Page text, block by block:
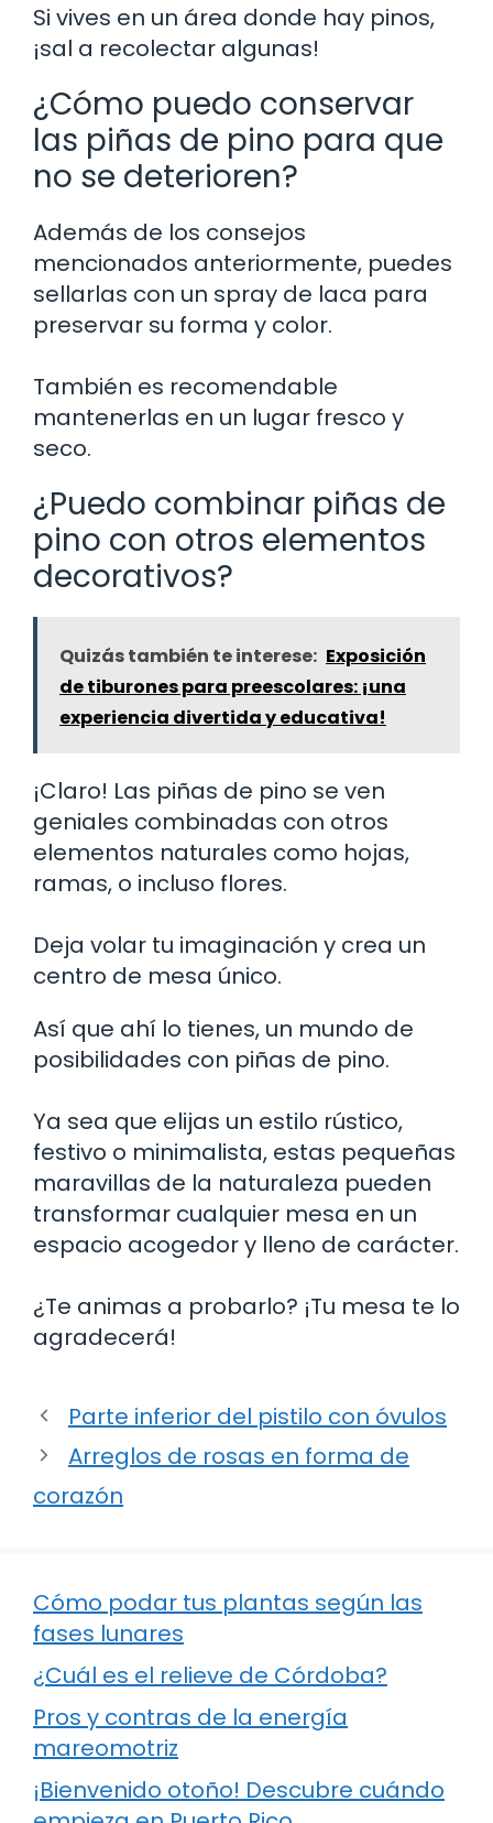
Si vives en un área donde hay pinos,
¡sal a recolectar algunas!
¿Cómo puedo conservar
las piñas de pino para que
no se deterioren?
Además de los consejos
mencionados anteriormente, puedes
sellarlas con un spray de laca para
preservar su forma y color.
También es recomendable
mantenerlas en un lugar fresco y
seco.
¿Puedo combinar piñas de
pino con otros elementos
decorativos?
Quizás también te interese: Exposición
de tiburones para preescolares: ¡una
experiencia divertida y educativa!
¡Claro! Las piñas de pino se ven
geniales combinadas con otros
elementos naturales como hojas,
ramas, o incluso flores.
Deja volar tu imaginación y crea un
centro de mesa único.
Así que ahí lo tienes, un mundo de
posibilidades con piñas de pino.
Ya sea que elijas un estilo rústico,
festivo o minimalista, estas pequeñas
maravillas de la naturaleza pueden
transformar cualquier mesa en un
espacio acogedor y lleno de carácter.
¿Te animas a probarlo? ¡Tu mesa te lo
agradecerá!
Parte inferior del pistilo con óvulos
Arreglos de rosas en forma de
corazón
Cómo podar tus plantas según las
fases lunares
¿Cuál es el relieve de Córdoba?
Pros y contras de la energía
mareomotriz
¡Bienvenido otoño! Descubre cuándo